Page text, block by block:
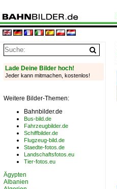
Lade Deine Bilder hoch!
Jeder kann mitmachen, kostenlos!
Weitere Bilder-Themen:
Bahnbilder.de
Bus-bild.de
Fahrzeugbilder.de
Schiffbilder.de
Flugzeug-bild.de
Staedte-fotos.de
Landschaftsfotos.eu
Tier-fotos.eu
Ägypten
Albanien